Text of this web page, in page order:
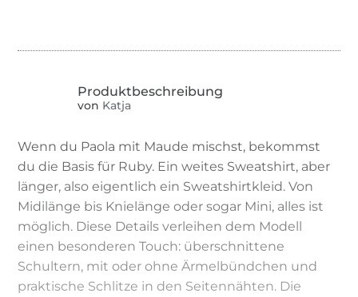
von Katja
Wenn du Paola mit Maude mischst, bekommst
du die Basis für Ruby. Ein weites Sweatshirt, aber
länger, also eigentlich ein Sweatshirtkleid. Von
Midilänge bis Knielänge oder sogar Mini, alles ist
möglich. Diese Details verleihen dem Modell
einen besonderen Touch: überschnittene
Schultern, mit oder ohne Ärmelbündchen und
praktische Schlitze in den Seitennähten. Die